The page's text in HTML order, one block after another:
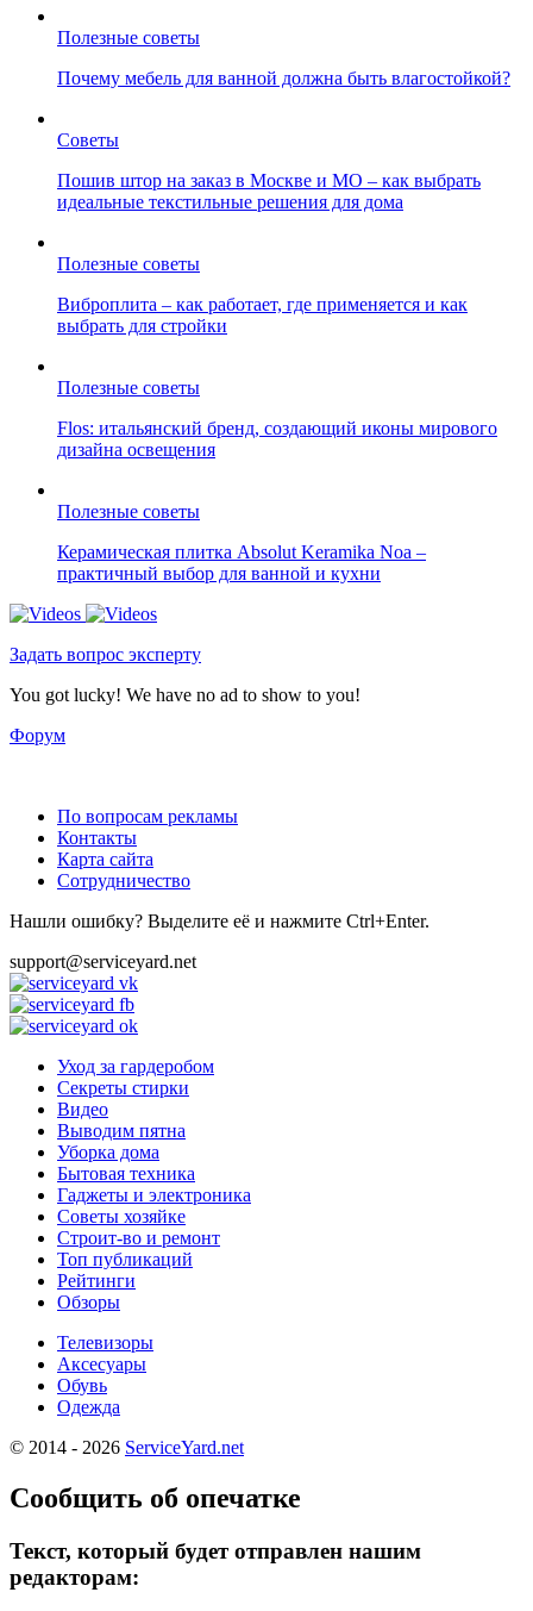
Полезные советы
Почему мебель для ванной должна быть влагостойкой?
Советы
Пошив штор на заказ в Москве и МО – как выбрать
идеальные текстильные решения для дома
Полезные советы
Виброплита – как работает, где применяется и как
выбрать для стройки
Полезные советы
Flos: итальянский бренд, создающий иконы мирового
дизайна освещения
Полезные советы
Керамическая плитка Absolut Keramika Noa –
практичный выбор для ванной и кухни
Задать вопрос эксперту
You got lucky! We have no ad to show to you!
Форум
По вопросам рекламы
Контакты
Карта сайта
Сотрудничество
Нашли ошибку? Выделите её и нажмите Ctrl+Enter.
support@serviceyard.net
Уход за гардеробом
Секреты стирки
Видео
Выводим пятна
Уборка дома
Бытовая техника
Гаджеты и электроника
Советы хозяйке
Строит-во и ремонт
Топ публикаций
Рейтинги
Обзоры
Телевизоры
Аксесуары
Обувь
Одежда
© 2014 - 2026 ServiceYard.net
Сообщить об опечатке
Текст, который будет отправлен нашим
редакторам: